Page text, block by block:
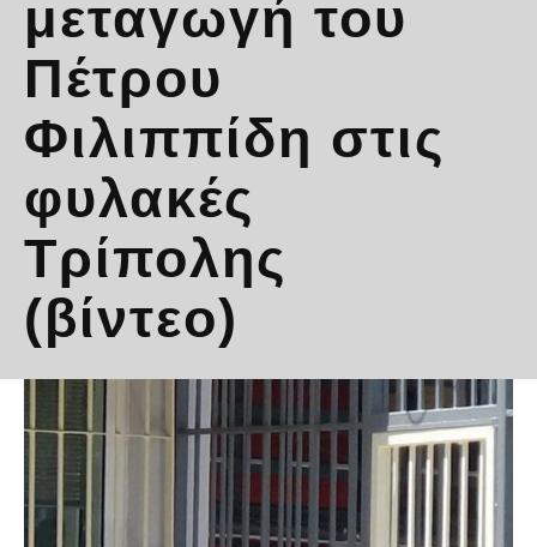
μεταγωγή του
Πέτρου
Φιλιππίδη στις
φυλακές
Τρίπολης
(βίντεο)